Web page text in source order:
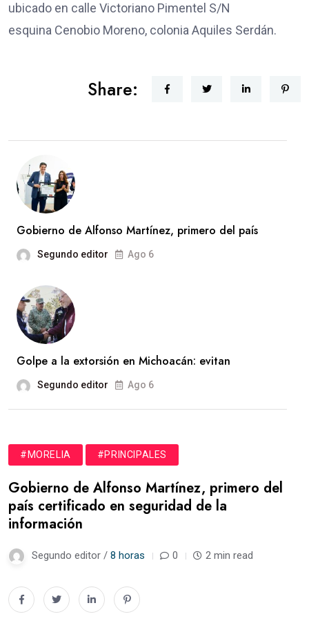
ubicado en calle Victoriano Pimentel S/N
esquina Cenobio Moreno, colonia Aquiles Serdán.
Share:
Gobierno de Alfonso Martínez, primero del país
Segundo editor Ago 6
Golpe a la extorsión en Michoacán: evitan
Segundo editor Ago 6
#MORELIA #PRINCIPALES
Gobierno de Alfonso Martínez, primero del
país certificado en seguridad de la
información
Segundo editor / 8 horas 0 2 min read